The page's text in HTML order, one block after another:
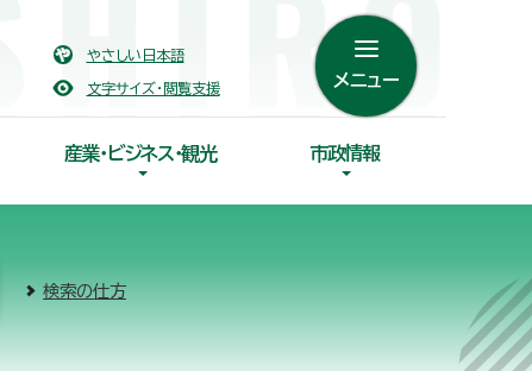
やさしい日本語
文字サイズ・閲覧支援 メニュー
産業・ビジネス・観光 市政情報
検索の仕方